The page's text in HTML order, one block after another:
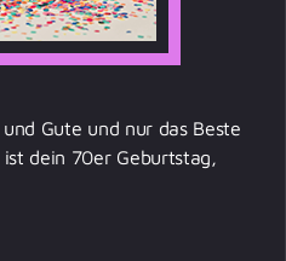
Gute und nur das Beste
dein 70er Geburtstag,